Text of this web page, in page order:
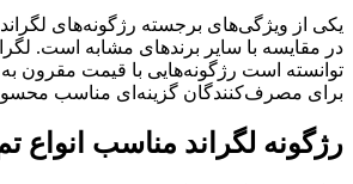
یکی از ویژگی‌های برجسته رژگونه‌های
در مقایسه با سایر برندهای مشابه است.
توانسته است رژگونه‌هایی با قیمت مقرون
برای مصرف‌کنندگان گزینه‌ای مناسب
رژگونه لگراند مناسب انواع